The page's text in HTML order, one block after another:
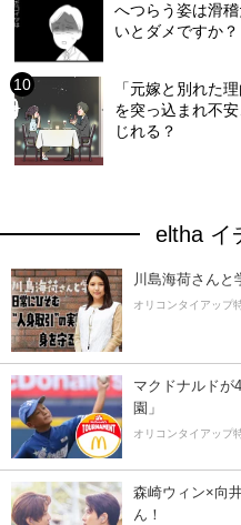
へつらう姿は滑
いとダメですか？
「元嫁と別れた
を突っ込まれ不
じれる？
eltha イ
川島海荷さんと
オリコンタイアップ
マクドナルドが
園」
オリコンタイアップ
森崎ウィン×向
ん！